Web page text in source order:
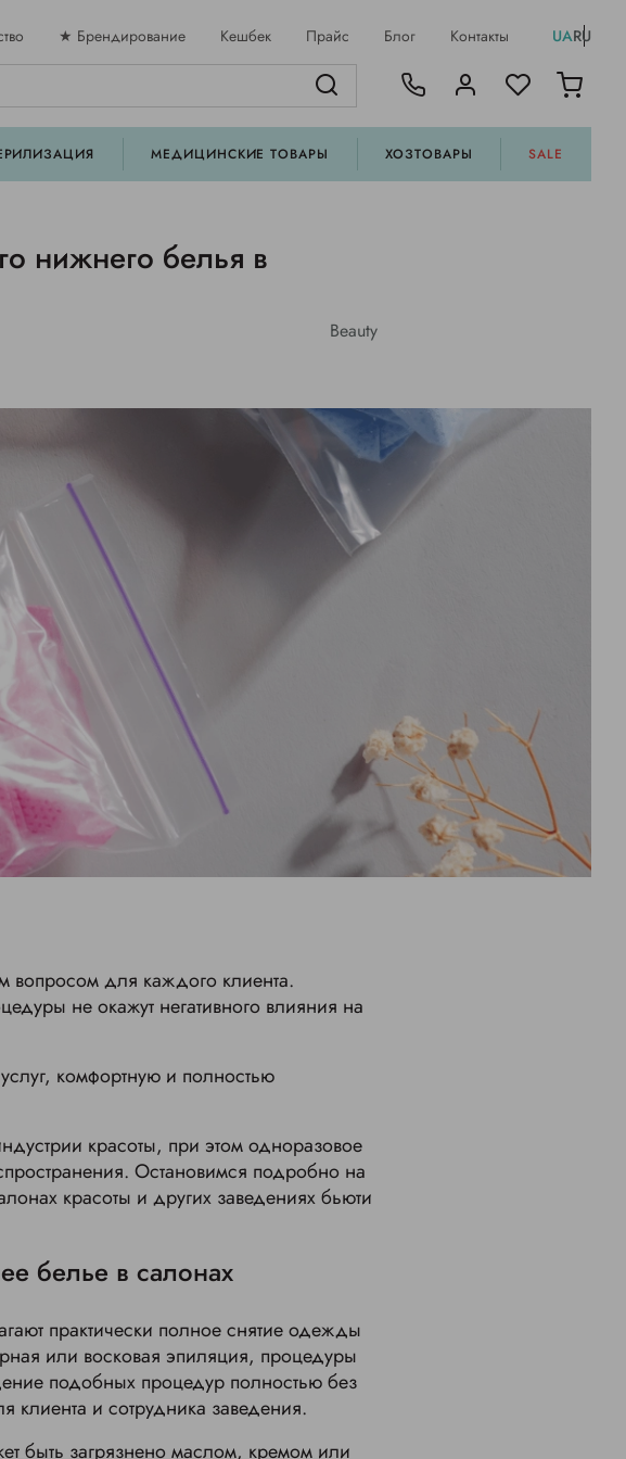
★ Брендирование Кешбек Прайс Блог Контакты UARU
МЕДИЦИНСКИЕ ТОВАРЫ ХОЗТОВАРЫ SALE
нижнего белья в
Beauty
вопросом для каждого клиента.
не окажут негативного влияния на
комфортную и полностью
красоты, при этом одноразовое
Остановимся подробно на
красоты и других заведениях бьюти
белье в салонах
практически полное снятие одежды
или восковая эпиляция, процедуры
подобных процедур полностью без
клиента и сотрудника заведения.
быть загрязнено маслом, кремом или